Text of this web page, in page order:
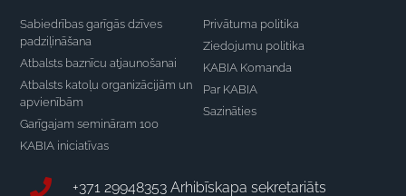
Sabiedrības garīgās dzīves
padziļināšana
Atbalsts baznīcu atjaunošanai
Atbalsts katoļu organizācijām un
apvienībām
Garīgajam semināram 100
KABIA iniciatīvas
Privātuma politika
Ziedojumu politika
KABIA Komanda
Par KABIA
Sazināties
+371 29948353 Arhibīskapa sekretariāts